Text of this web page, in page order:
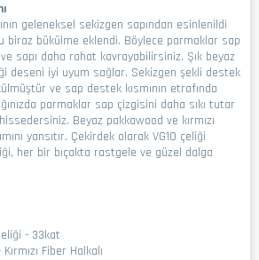
geleneksel sekizgen sapından esinlenildi
biraz bükülme eklendi. Böylece parmaklar sap
sapı daha rahat kavrayabilirsiniz. Şık beyaz
deseni iyi uyum sağlar. Sekizgen şekli destek
ve sap destek kısmının etrafında
parmaklar sap çizgisini daha sıkı tutar
Beyaz pakkawood ve kırmızı
yansıtır. Çekirdek olarak VG10 çeliği
her bir bıçakta rastgele ve güzel dalga
- 33kat
Fiber Halkalı